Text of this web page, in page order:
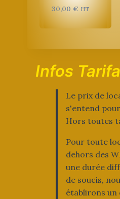
30,00 € HT
Infos
Le prix de
s'entend
Hors toutes
Pour toute
dehors des
une durée
de soucis,
établirons un